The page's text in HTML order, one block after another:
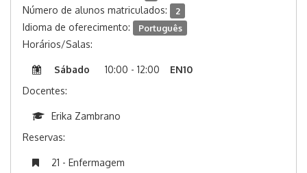
Número de alunos matriculados: 2
Idioma de oferecimento: Português
Horários/Salas:
Sábado 10:00 - 12:00
EN10
Docentes:
Erika Zambrano
Reservas:
21 - Enfermagem